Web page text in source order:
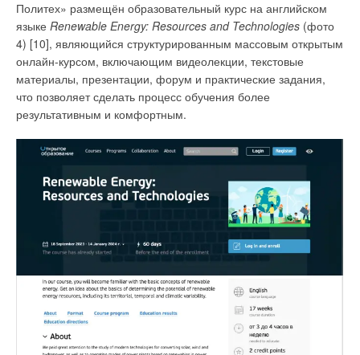
Политех» размещён образовательный курс на английском
языке Renewable Energy: Resources and Technologies (фото
4) [10], являющийся структурированным массовым открытым
онлайн-курсом, включающим видеолекции, текстовые
материалы, презентации, форум и практические задания,
что позволяет сделать процесс обучения более
результативным и комфортным.